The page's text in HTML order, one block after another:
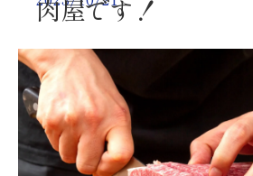
肉屋です！